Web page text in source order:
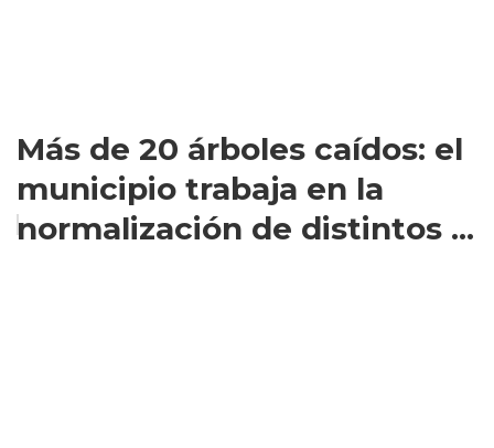
Más de 20 árboles caídos: el
municipio trabaja en la
normalización de distintos ...